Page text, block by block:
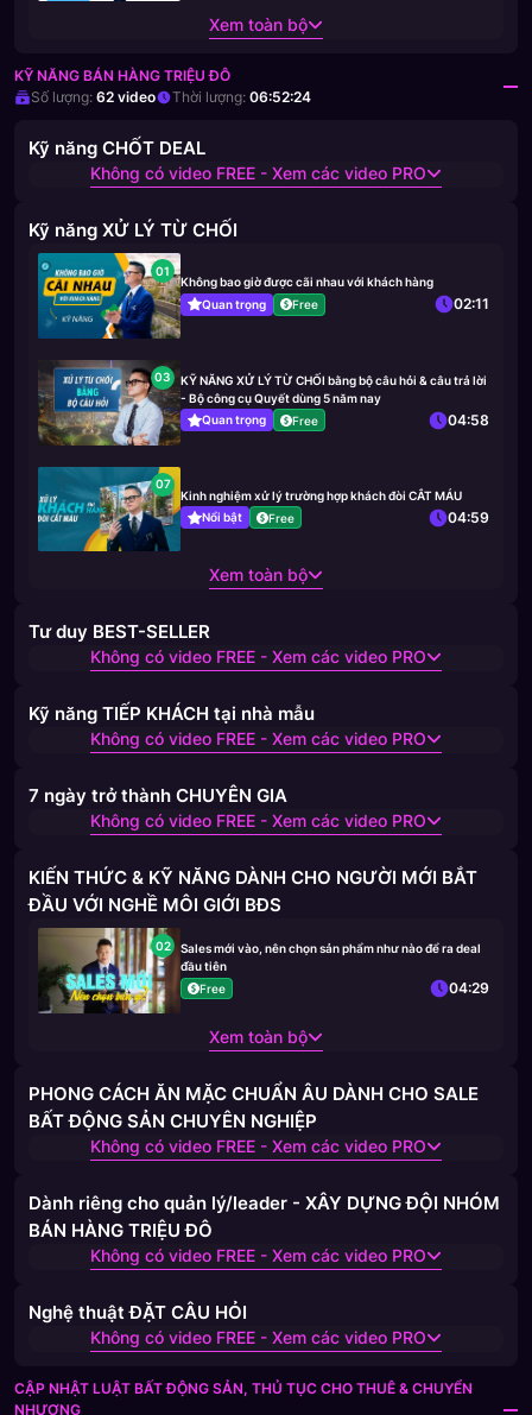
Xem toàn bộ
KỸ NĂNG BÁN HÀNG TRIỆU ĐÔ
Số lượng: 62 video Thời lượng: 06:52:24
Kỹ năng CHỐT DEAL
Không có video FREE - Xem các video PRO
Kỹ năng XỬ LÝ TỪ CHỐI
01
Không bao giờ được cãi nhau với khách hàng
Quan trọng
Free 02:11
03
KỸ NĂNG XỬ LÝ TỪ CHỐI bằng bộ câu hỏi & câu trả lời
- Bộ công cụ Quyết dùng 5 năm nay
Quan trọng
Free 04:58
07
Kinh nghiệm xử lý trường hợp khách đòi CẮT MÁU
Nổi bật
Free 04:59
Xem toàn bộ
Tư duy BEST-SELLER
Không có video FREE - Xem các video PRO
Kỹ năng TIẾP KHÁCH tại nhà mẫu
Không có video FREE - Xem các video PRO
7 ngày trở thành CHUYÊN GIA
Không có video FREE - Xem các video PRO
KIẾN THỨC & KỸ NĂNG DÀNH CHO NGƯỜI MỚI BẮT
ĐẦU VỚI NGHỀ MÔI GIỚI BĐS
02
Sales mới vào, nên chọn sản phẩm như nào để ra deal
đầu tiên
Free
04:29
Xem toàn bộ
PHONG CÁCH ĂN MẶC CHUẨN ÂU DÀNH CHO SALE
BẤT ĐỘNG SẢN CHUYÊN NGHIỆP
Không có video FREE - Xem các video PRO
Dành riêng cho quản lý/leader - XÂY DỰNG ĐỘI NHÓM
BÁN HÀNG TRIỆU ĐÔ
Không có video FREE - Xem các video PRO
Nghệ thuật ĐẶT CÂU HỎI
Không có video FREE - Xem các video PRO
CẬP NHẬT LUẬT BẤT ĐỘNG SẢN, THỦ TỤC CHO THUÊ & CHUYỂN
NHƯỢNG